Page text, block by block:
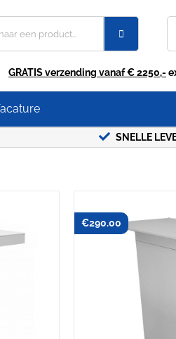
GRATIS verzending vanaf € 2250,-
SNELLE
€290.00